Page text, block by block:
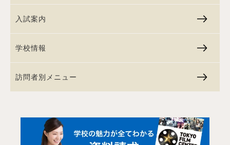
入試案内
学校情報
訪問者別メニュー